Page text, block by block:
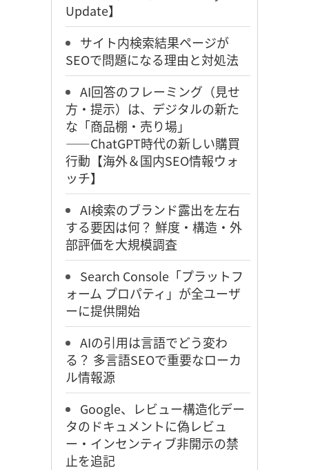
Update】
サイト内検索結果ページが
SEOで問題になる理由と対処法
AI回答のフレーミング（見せ
方・提示）は、デジタルの新た
な「商品棚・売り場」
――ChatGPT時代の新しい購買
行動【海外＆国内SEO情報ウォ
ッチ】
AI検索のブランド露出を左右
する要因は何？ 鮮度・構造・外
部評価を大規模調査
Search Console「プラットフ
ォーム プロパティ」が全ユーザ
ーに提供開始
AIの引用は言語でどう変わ
る？ 多言語SEOで重要なローカ
ル情報源
Google、レビュー構造化デー
タのドキュメントに偽レビュ
ー・インセンティブ非開示の禁
止を追記